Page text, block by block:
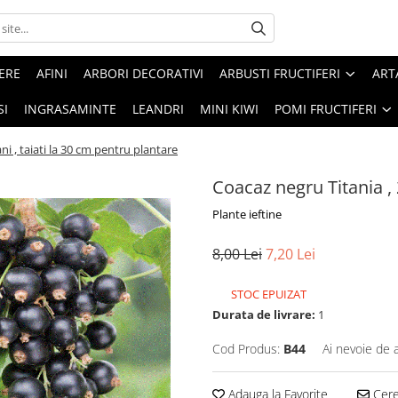
AFINI ARBORI DECORATIVI ARBUSTI FRUCTIFERI
INGRASAMINTE LEANDRI MINI KIWI POMI FRUCTIFERI
, taiati la 30 cm pentru plantare
Coacaz negru Titania
Plante ieftine
8,00 Lei7,20 Lei
STOC EPUIZAT
Durata de livrare: 1
Cod Produs: B44 Ai nevoie de
Adauga la Favorite